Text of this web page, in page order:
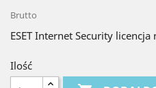
Brutto
ESET Internet Security licencja
Ilość